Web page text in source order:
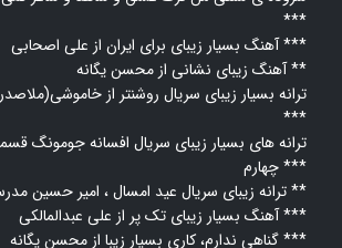
***
آهنگ بسیار زیبای برای ایران از علی اصحابی ***
آهنگ زیبای نشانی از محسن یگانه **
ترانه بسیار زیبای سریال روشنتر از
***
ترانه های بسیار زیبای سریال افسانه جومونگ
چهارم ***
ترانه زیبای سریال عید امسال ، امیر حسین مدرس و مهران زاهدی **
آهنگ بسیار زیبای تک پر از علی عبدالمالکی ***
گناهی ندارم، کاری بسیار زیبا از محسن یگانه ***